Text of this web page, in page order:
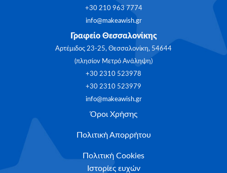
+30 210 963 7774
info@makeawish.gr
Γραφείο Θεσσαλονίκης
Αρτέμιδος 23-25, Θεσσαλονίκη, 54644
(πλησίον Μετρό Ανάληψη)
+30 2310 523978
+30 2310 523979
info@makeawish.gr
Όροι Χρήσης
Πολιτική Απορρήτου
Πολιτική Cookies
Ιστορίες ευχών